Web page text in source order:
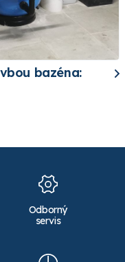
bazéna:
Odborný
servis